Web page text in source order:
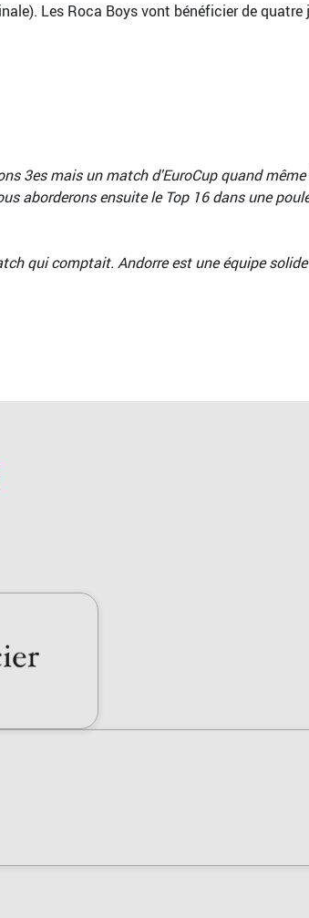
Les Roca Boys vont bénéficier de quatre
3es mais un match d'EuroCup quand même
aborderons ensuite le Top 16 dans une
qui comptait. Andorre est une équipe